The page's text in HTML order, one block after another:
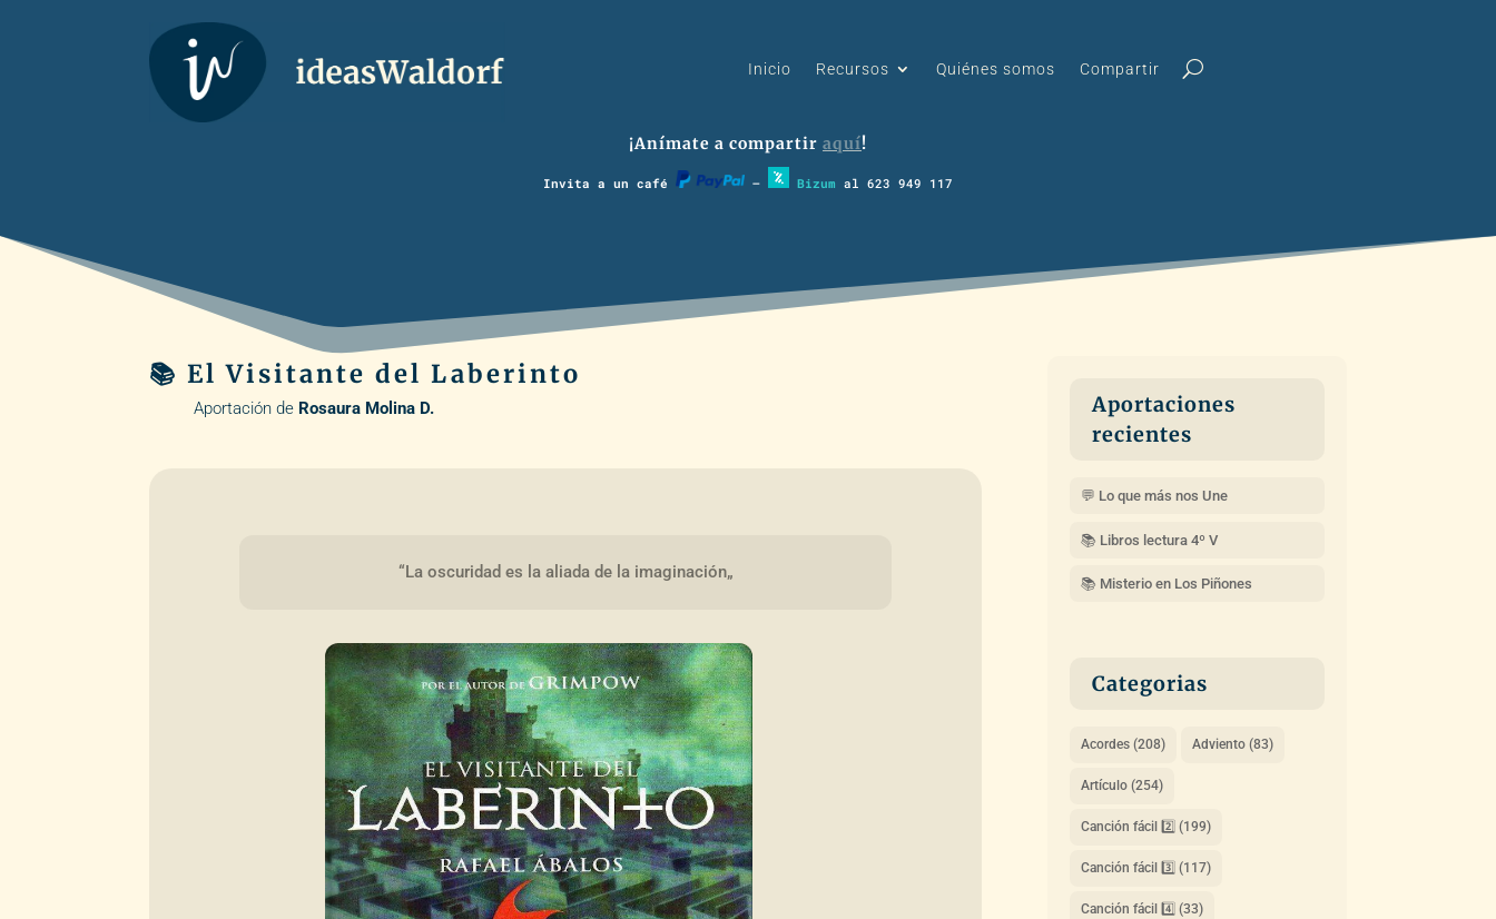
Inicio Recursos Quiénes somos Compartir
¡Anímate a compartir aquí!
Invita a un café – Bizum al 623 949 117
📚 El Visitante del Laberinto
Aportación de Rosaura Molina D.
“La oscuridad es la aliada de la imaginación„
Aportaciones
recientes
💬 Lo que más nos Une
📚 Libros lectura 4º V
📚 Misterio en Los Piñones
Categorias
Acordes(208) Adviento(83)
Artículo(254)
Canción fácil 2️⃣ (199)
Canción fácil 3️⃣ (117)
Canción fácil 4️⃣ (33)